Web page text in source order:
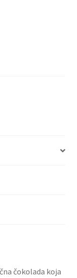
čokolada koja